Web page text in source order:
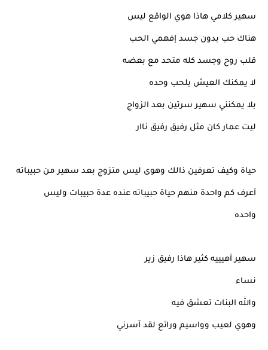
سهير كلامي هاذا هوي الواقع ليس
هناك حب بدون جسد إفهمي الحب
قلب روح وجسد كله متحد مع بعضه
لا يمكنك العيش بلحب وحده
بلا يمكنني سهير سرتين بعد الزواج
ليت عمار كان مثل رفيق رفيق ناار
حياة وكيف تعرفين ذالك وهوى ليس متزوج بعد سهير من حبيباته
آعرف كم واحدة منهم حياة حبيباته عنده عدة حبيبات وليس
واحده
سهير آهيييه كثير هاذا رفيق زير
نساء
والله البنات تعشق فيه
وهوي لعيب وواسيم ورائع لقد آسرني